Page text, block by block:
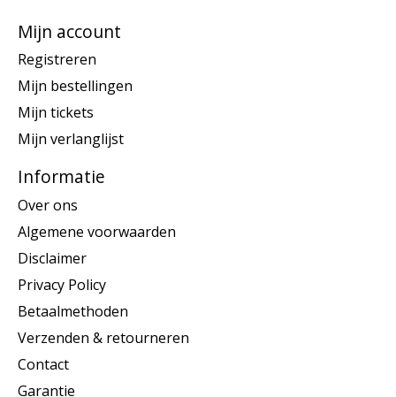
Mijn account
Registreren
Mijn bestellingen
Mijn tickets
Mijn verlanglijst
Informatie
Over ons
Algemene voorwaarden
Disclaimer
Privacy Policy
Betaalmethoden
Verzenden & retourneren
Contact
Garantie